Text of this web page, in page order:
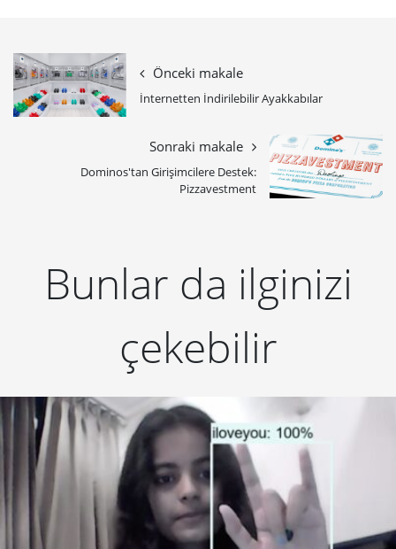
Önceki makale
İnternetten İndirilebilir Ayakkabılar
Sonraki makale
Dominos'tan Girişimcilere Destek:
Pizzavestment
Bunlar da ilginizi
çekebilir